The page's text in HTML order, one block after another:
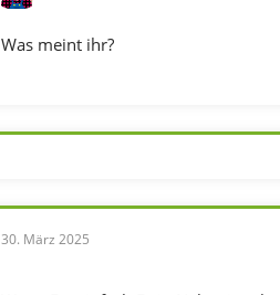
Was meint ihr?
30. März 2025